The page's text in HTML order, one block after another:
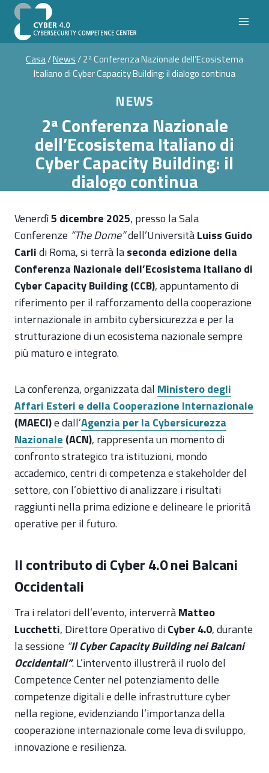
Salta
contenuto
Casa/News/2ª Conferenza Nazionale dell’Ecosistema
Italiano di Cyber Capacity Building: il dialogo continua
NEWS
2ª Conferenza Nazionale
dell’Ecosistema Italiano di
Cyber Capacity Building: il
dialogo continua
Venerdì5 dicembre 2025, presso la Sala
Conferenze “The Dome”dell’UniversitàLuiss Guido
Carlidi Roma, si terrà laseconda edizione della
Conferenza Nazionale dell’Ecosistema Italiano di
Cyber Capacity Building (CCB), appuntamento di
riferimento per il rafforzamento della cooperazione
internazionale in ambito cybersicurezza e per la
strutturazione di un ecosistema nazionale sempre
più maturo e integrato.
La conferenza, organizzata dal Ministero degli
Affari Esteri e della Cooperazione Internazionale
(MAECI)e dall’Agenzia per la Cybersicurezza
Nazionale (ACN), rappresenta un momento di
confronto strategico tra istituzioni, mondo
accademico, centri di competenza e stakeholder del
settore, con l’obiettivo di analizzare i risultati
raggiunti nella prima edizione e delineare le priorità
operative per il futuro.
Il contributo di Cyber 4.0 nei Balcani
Occidentali
Tra i relatori dell’evento, interverràMatteo
Lucchetti, Direttore Operativo diCyber 4.0, durante
la sessione “Il Cyber Capacity Building nei Balcani
Occidentali”. L’intervento illustrerà il ruolo del
Competence Center nel potenziamento delle
competenze digitali e delle infrastrutture cyber
nella regione, evidenziando l’importanza della
cooperazione internazionale come leva di sviluppo,
innovazione e resilienza.